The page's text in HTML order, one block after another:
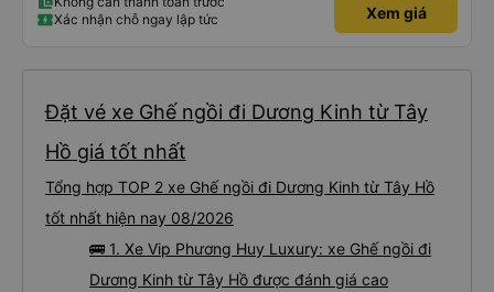
Xác nhận chỗ ngay lập tức
Xem giá
Đặt vé xe Ghế ngồi đi Dương Kinh từ Tây
Hồ giá tốt nhất
Tổng hợp TOP 2 xe Ghế ngồi đi Dương Kinh từ Tây Hồ
tốt nhất hiện nay 08/2026
🚌 1. Xe Vip Phương Huy Luxury: xe Ghế ngồi đi
Dương Kinh từ Tây Hồ được đánh giá cao